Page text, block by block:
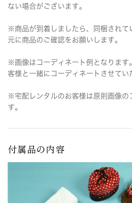
ない場合がございます。
※商品が到着しましたら、同梱されて
元に商品のご確認をお願いします。
※画像はコーディネート例となります
客様と一緒にコーディネートさせてい
※宅配レンタルのお客様は原則画像の
す。
付属品の内容